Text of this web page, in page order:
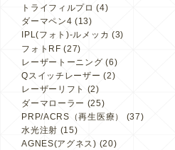
トライフィルプロ (4)
ダーマペン4 (13)
IPL(フォト)-ルメッカ (3)
フォトRF (27)
レーザートーニング (6)
Qスイッチレーザー (2)
レーザーリフト (2)
ダーマローラー (25)
PRP/ACRS（再生医療）
(37)
水光注射 (15)
AGNES(アグネス) (20)